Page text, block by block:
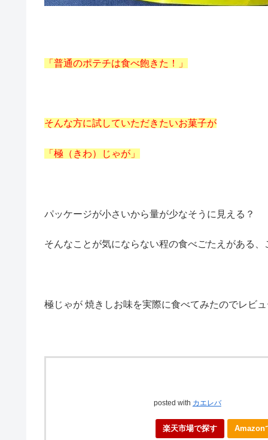
「普通のポテチは食べ飽きた！」
そんな方に試していただきたいお菓子が
「極（きわ）じゃが」
パッケージが小さいから量が少なそうに見える？
そんなことが気にならない程の食べごたえがある
極じゃが 焼きしお味を実際に食べてみたのでレビ
posted with カエレバ
楽天市場で探す Amazon